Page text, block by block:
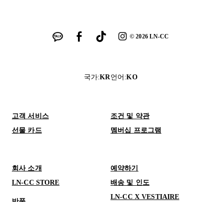
©2026LN-CC
국가:KR언어 :KO
고객 서비스
조건 및 약관
선물 카드
멤버십 프로그램
회사 소개
예약하기
LN-CC STORE
배송 및 인도
LN-CC X VESTIAIRE